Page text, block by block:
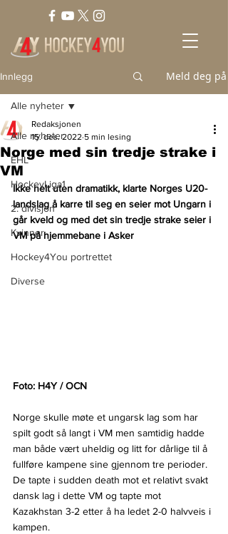
Innlegg Meld deg på
Alle nyheter
EHL
HockeyLiga1
2. divisjon
Kvinner
Hockey4You portrettet
Diverse
Alle nyheter
Norge med sin tredje strake i
VM
Redaksjonen
15. des. 2022 5 min lesing
Ikke helt uten dramatikk, klarte Norges U20-
landslag å karre til seg en seier mot Ungarn i
går kveld og med det sin tredje strake seier i
VM på hjemmebane i Asker
Foto: H4Y / OCN
Norge skulle møte et ungarsk lag som har
spilt godt så langt i VM men samtidig hadde
man både vært uheldig og litt for dårlige til å
fullføre kampene sine gjennom tre perioder.
De tapte i sudden death mot et relativt svakt
dansk lag i dette VM og tapte mot
Kazakhstan 3-2 etter å ha ledet 2-0 halvveis i
kampen.